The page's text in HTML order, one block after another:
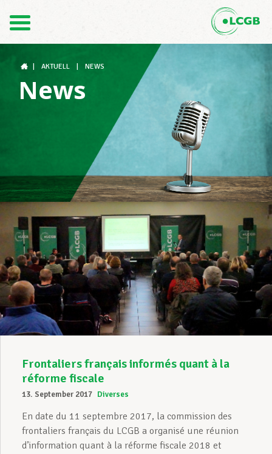
FR
Gewerkschaftsstrukturen
Unterstützung im Arbeitsalltag
Ihre Rechte
Unterstützung im Privatleben
Mitglied werden
Aktuell
AKTUELL NEWS
News
Frontaliers français informés quant à la
réforme fiscale
13. September 2017 Diverses
En date du 11 septembre 2017, la commission des
frontaliers français du LCGB a organisé une réunion
d’information quant à la réforme fiscale 2018 et